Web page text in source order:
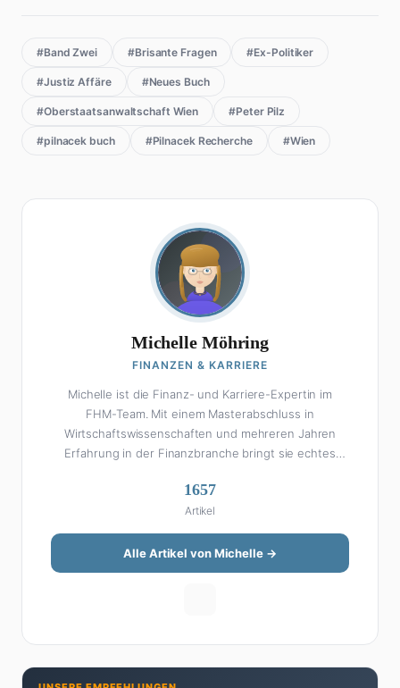
#Band Zwei #Brisante Fragen #Ex-Politiker
#Justiz Affäre #Neues Buch
#Oberstaatsanwaltschaft Wien #Peter Pilz
#pilnacek buch #Pilnacek Recherche #Wien
Michelle Möhring
FINANZEN & KARRIERE
Michelle ist die Finanz- und Karriere-Expertin im
FHM-Team. Mit einem Masterabschluss in
Wirtschaftswissenschaften und mehreren Jahren
Erfahrung in der Finanzbranche bringt sie echtes
Michelle klingt Altersvorsorge nicht wie eine
Steuererklärung. Ihre Stärke liegt darin, komplexe
Finanzthemen so aufzubereiten, dass sie jeder
versteht – ohne Fachchinesisch, dafür mit konkreten
Tipps zum Umsetzen. Von ETF-Strategien über
Privatleben unter einen Hut bekommt. Privat ist sie
1657
Artikel
Alle Artikel von Michelle →